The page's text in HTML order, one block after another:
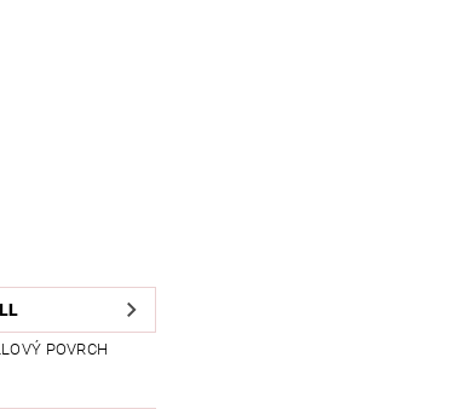
POVRCH